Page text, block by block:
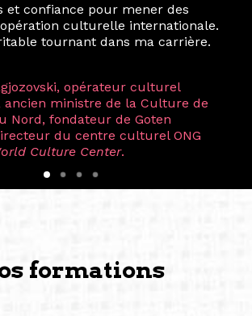
et confiance pour mener des
culturelle internationale.
tournant dans ma carrière.
opérateur culturel
ancien ministre de la Culture de
Nord, fondateur de Goten
du centre culturel ONG
Culture Center.
formations